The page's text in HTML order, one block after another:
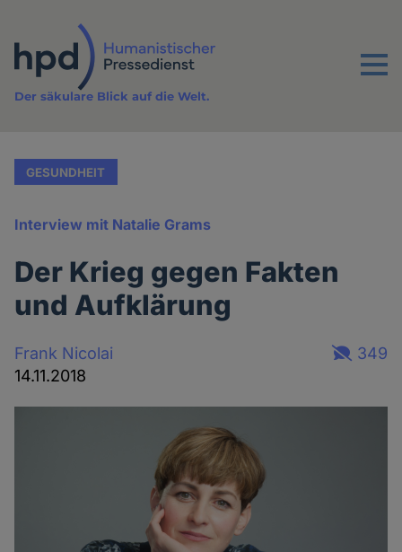
Inhalt
Menu
Der säkulare Blick auf die Welt.
GESUNDHEIT
Interview mit Natalie Grams
Der Krieg gegen Fakten
und Aufklärung
Frank Nicolai
14.11.2018
349